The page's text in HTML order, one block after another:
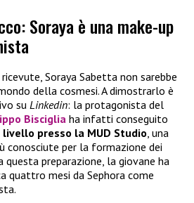
Soraya è una make-up
Soraya Sabetta non sarebbe
della cosmesi. A dimostrarlo è
su Linkedin: la protagonista del
Bisciglia ha infatti conseguito
presso la MUD Studio, una
conosciute per la formazione dei
questa preparazione, la giovane ha
quattro mesi da Sephora come